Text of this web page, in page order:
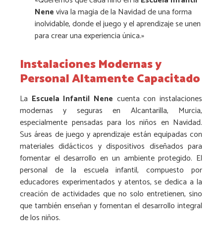
Neneviva la magia de la Navidad de una forma
inolvidable, donde el juego y el aprendizaje se unen
para crear una experiencia única.»
Instalaciones Modernas y
Personal Altamente Capacitado
La Escuela Infantil Nene cuenta con instalaciones
modernas y seguras en Alcantarilla, Murcia,
especialmente pensadas para los niños en Navidad.
Sus áreas de juego y aprendizaje están equipadas con
materiales didácticos y dispositivos diseñados para
fomentar el desarrollo en un ambiente protegido. El
personal de la escuela infantil, compuesto por
educadores experimentados y atentos, se dedica a la
creación de actividades que no solo entretienen, sino
que también enseñan y fomentan el desarrollo integral
de los niños.